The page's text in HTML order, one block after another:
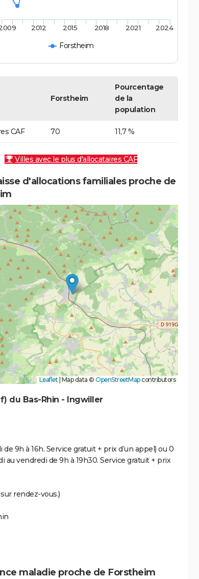
Forstheim
2012 2015 2018 2021 2024
Forstheim
Pourcentage
de la
population
CAF 70 11,7 %
Villes avec le plus d'allocataires CAF
d'allocations familiales proche de
Leaflet Map data © OpenStreetMapcontributors
du Bas-Rhin - Ingwiller
9h à 16h. Service gratuit + prix d’un appel) ou 0
au vendredi de 9h à 19h30. Service gratuit + prix
rendez-vous.)
maladie proche de Forstheim